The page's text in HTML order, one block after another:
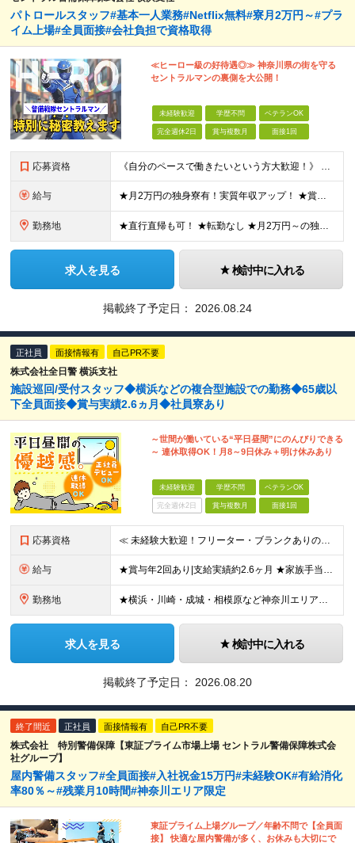
パトロールスタッフ#基本一人業務#Netflix無料#寮月2万円～#プラ
イム上場#全員面接#会社負担で資格取得
≪ヒーロー級の好待遇◎≫ 神奈川県の街を守る
セントラルマンの裏側を大公開！
未経験歓迎 学歴不問 ベテランOK
完全週休2日 賞与複数月 面接1回
応募資格 《自分のペースで働きたいという方大歓迎！》 応募資格を満たす方全員面接実施中！ ◆未経験OK ◆18歳以上（警備業法第14条の規定のため） ◆学歴不問 ◆普通自動車免許（AT可） 【こんな方にピッ
給与 ★月2万円の独身寮有！実質年収アップ！ ★賞与年2回！ 月給:25万2,000円～25万7,500円+諸手当＋賞与(年2回) ※経験やスキルを考慮して金額を決定します ※残業代は全額支給します ※
勤務地 ★直行直帰も可！ ★転勤なし ★月2万円～の独身寮を完備しているので、遠方からの応募も歓迎！ 神奈川県内の各エリアに配属 【横浜支社】 神奈川県横浜市西区みなとみらい2-3-3クイーンズタワーＢ7
求人を見る 検討中に入れる
掲載終了予定日： 2026.08.24
正社員 面接情報有 自己PR不要
株式会社全日警 横浜支社
施設巡回/受付スタッフ◆横浜などの複合型施設での勤務◆65歳以
下全員面接◆賞与実績2.6ヵ月◆社員寮あり
～世間が働いている“平日昼間”にのんびりできる
～ 連休取得OK！月8～9日休み＋明け休みあり
未経験歓迎 学歴不問 ベテランOK
完全週休2日 賞与複数月 面接1回
応募資格 ≪ 未経験大歓迎！フリーター・ブランクありの方もOK ≫ ■18歳以上（警備業法に基づくため） ■学歴不問 --------------- ＼65歳以下の方は【応募者全員面接】！／ 横浜・川崎にて積極
給与 ★賞与年2回あり|支給実績約2.6ヶ月 ★家族手当や資格手当など手当が充実 ------- 月給27万～30万円＋賞与年2回(2025年度実績2.6ヵ月) ※経験･能力･経験を考慮の上､規定により優遇
勤務地 ★横浜・川崎・成城・相模原など神奈川エリアでの勤務となります ★転勤なし／勤務地は希望を考慮します ------- ▼本社 神奈川県横浜市西区みなとみらい2-2-1 横浜ランドマークタワー39階 ※
求人を見る 検討中に入れる
掲載終了予定日： 2026.08.20
終了間近 正社員 面接情報有 自己PR不要
株式会社 特別警備保障【東証プライム市場上場 セントラル警備保障株式会
社グループ】
屋内警備スタッフ#全員面接#入社祝金15万円#未経験OK#有給消化
率80％～#残業月10時間#神奈川エリア限定
東証プライム上場グループ／年齢不問で【全員面
接】 快適な屋内警備が多く、お休みも大切にで